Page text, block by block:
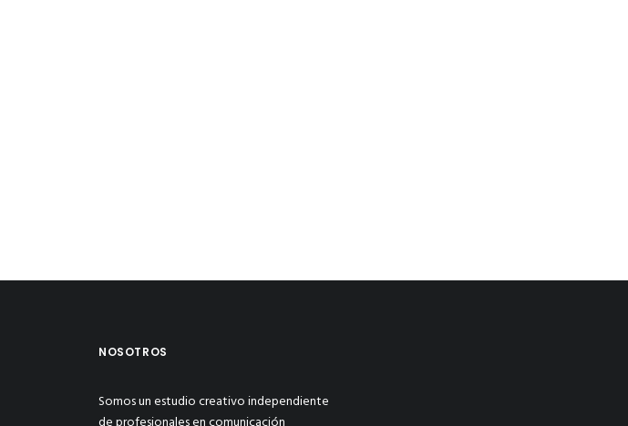
NOSOTROS
Somos un estudio creativo independiente